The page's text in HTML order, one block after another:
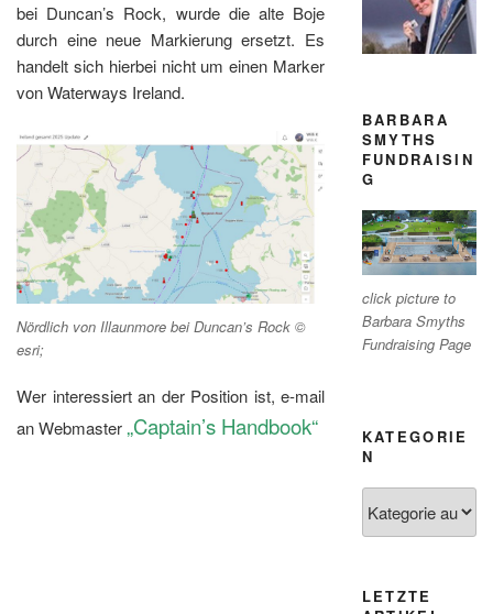
bei Duncan’s Rock, wurde die alte Boje
durch eine neue Markierung ersetzt. Es
handelt sich hierbei nicht um einen Marker
von Waterways Ireland.
Nördlich von Illaunmore bei Duncan’s Rock ©
esri;
Wer interessiert an der Position ist, e-mail
an Webmaster„Captain’s Handbook“
BARBARA
SMYTHS
FUNDRAISIN
G
click picture to
Barbara Smyths
Fundraising Page
KATEGORIE
N
LETZTE